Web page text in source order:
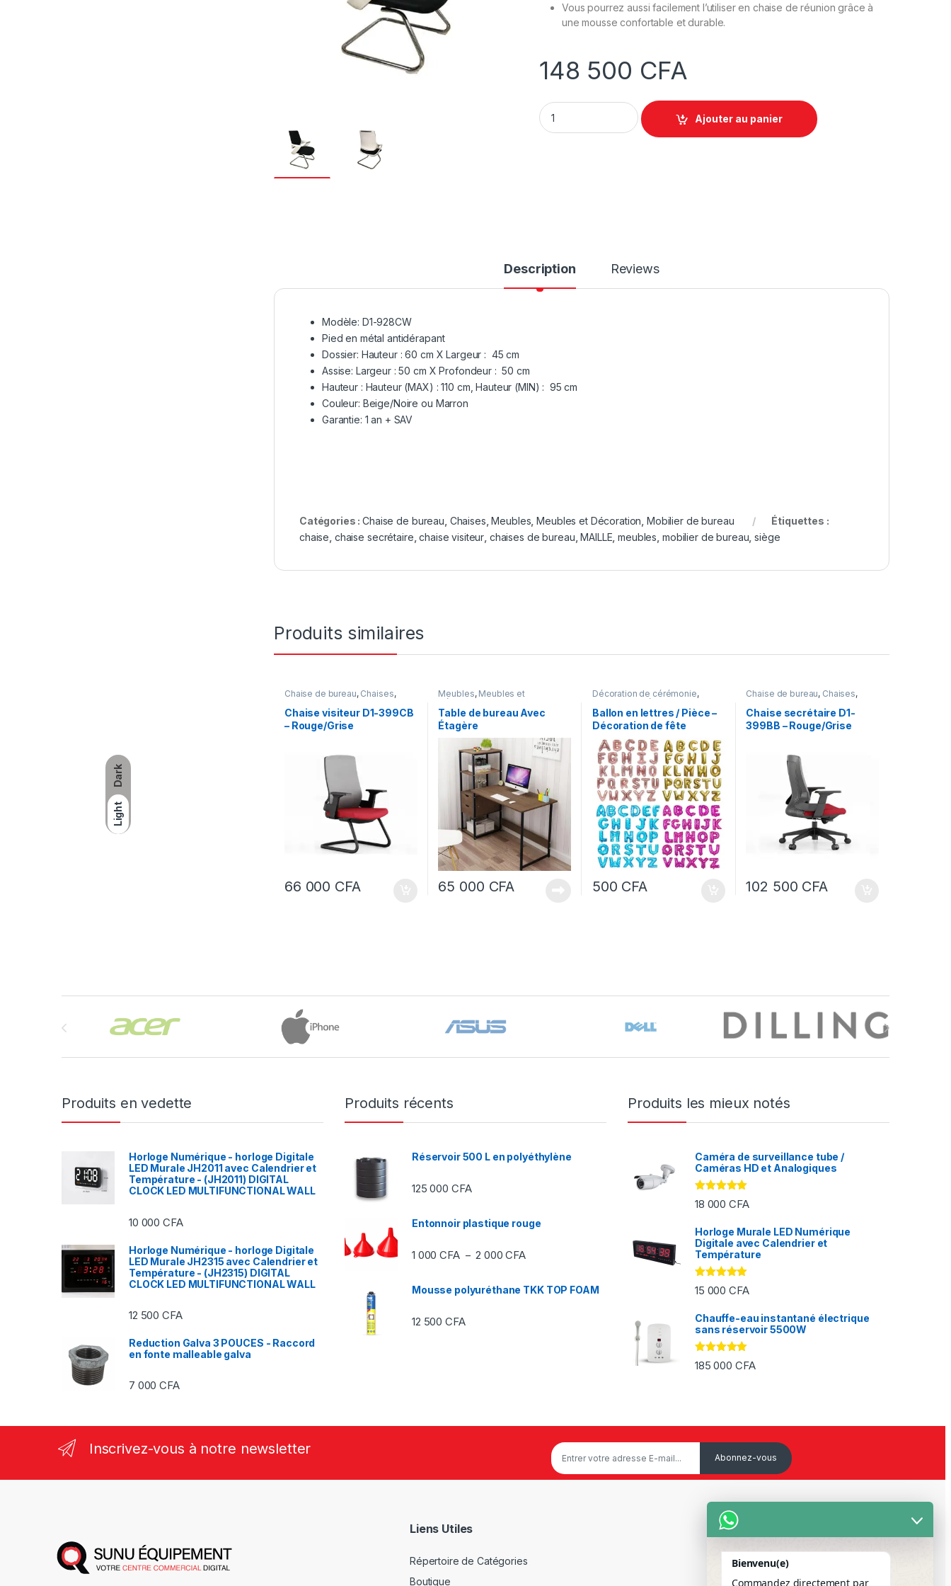
Dark
Light
Vous pourrez aussi facilement l’utiliser en chaise de réunion grâce à
une mousse confortable et durable.
148 500 CFA
Chaise visiteur D1-928CW - Beige/Noire ou Marron quantity
Ajouter au panier
Description Reviews
Modèle: D1-928CW
Pied en métal antidérapant
Dossier: Hauteur : 60 cm X Largeur : 45 cm
Assise: Largeur : 50 cm X Profondeur : 50 cm
Hauteur : Hauteur (MAX) : 110 cm, Hauteur (MIN) : 95 cm
Couleur: Beige/Noire ou Marron
Garantie: 1 an + SAV
Catégories :Chaise de bureau Chaises ,Meubles ,Meubles et Décoration ,Mobilier de bureau
Étiquettes :
chaise chaise secrétaire ,chaise visiteur chaises de bureau ,MAILLE ,meubles mobilier de bureau ,siège
Produits similaires
Chaise de bureau, Chaises,
Décoration,Mobilier de bureau
Chaise visiteur D1-399CB
– Rouge/Grise
66 000 CFA
Meubles, Meubles et
Décoration
Table de bureau Avec
Étagère
65 000 CFA
Décoration de cérémonie,
Meubles et Décoration
Ballon en lettres / Pièce –
Décoration de fête
d’anniversaire et de
mariage
500 CFA
Chaise de bureau, Chaises,
Décoration,Mobilier de bureau
Chaise secrétaire D1-
399BB – Rouge/Grise
102 500 CFA
Produits en vedette
Horloge Numérique - horloge Digitale
LED Murale JH2011 avec Calendrier et
Température - (JH2011) DIGITAL
CLOCK LED MULTIFUNCTIONAL WALL
10 000CFA
Horloge Numérique - horloge Digitale
LED Murale JH2315 avec Calendrier et
Température - (JH2315) DIGITAL
CLOCK LED MULTIFUNCTIONAL WALL
12 500CFA
Reduction Galva 3 POUCES - Raccord
en fonte malleable galva
7 000CFA
Produits récents
Réservoir 500 L en polyéthylène
125 000 CFA
Entonnoir plastique rouge
1 000CFA – 2 000CFAPlage de prix : 1 000 CFA à 2 000 CFA
Mousse polyuréthane TKK TOP FOAM
12 500CFA
Produits les mieux notés
Caméra de surveillance tube /
Caméras HD et Analogiques
Note5.00
sur 5
18 000CFA
Horloge Murale LED Numérique
Digitale avec Calendrier et
Température
Note5.00
sur 5
15 000CFA
Chauffe-eau instantané électrique
sans réservoir 5500W
Note5.00
sur 5
185 000 CFA
Inscrivez-vous à notre newsletter
Liens Utiles
Répertoire de Catégories
Boutique
Service Client
Mon Compte
Suivre votre commande
Bienvenu(e)
Commandez directement par